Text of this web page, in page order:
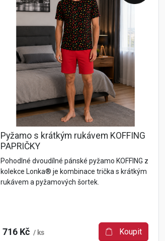
Pyžamo s krátkým rukávem KOFFING
PAPRIČKY
Pohodlné dvoudílné pánské pyžamo KOFFING z
kolekce Lonka® je kombinace trička s krátkým
rukávem a pyžamových šortek.
716 Kč / ks Koupit